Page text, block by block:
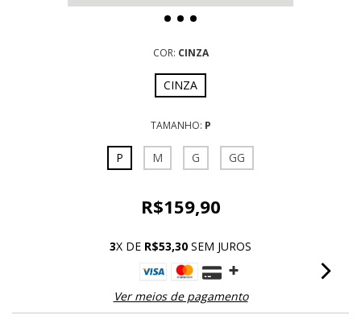
COR: CINZA
CINZA
TAMANHO: P
P M G GG
R$159,90
3X DE R$53,30 SEM JUROS
Ver meios de pagamento